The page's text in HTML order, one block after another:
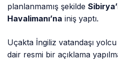
planlanmamış şekilde
Havalimanı’na iniş yaptı.
Uçakta İngiliz vatandaşı
dair resmi bir açıklama